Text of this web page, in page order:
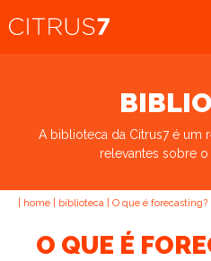
A biblioteca da Citrus7 é um
relevantes sobre o
home biblioteca O que é forecasting?
O QUE É